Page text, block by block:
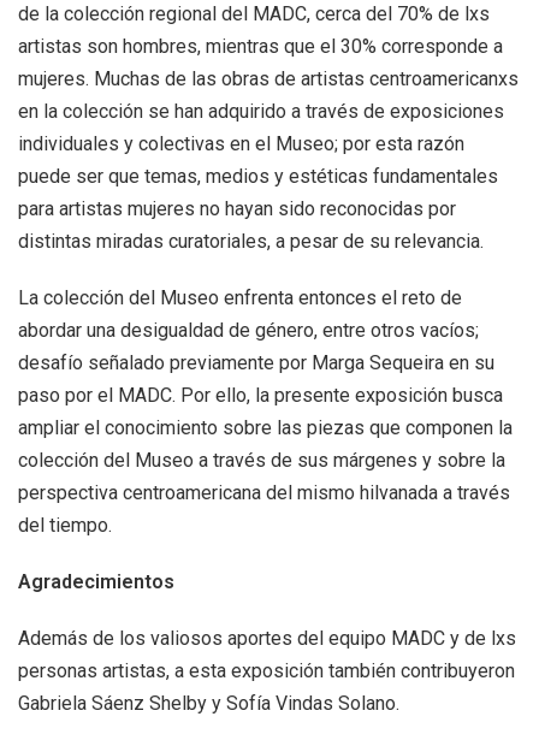
de la colección regional del MADC, cerca del 70% de lxs
artistas son hombres, mientras que el 30% corresponde a
mujeres. Muchas de las obras de artistas centroamericanxs
en la colección se han adquirido a través de exposiciones
individuales y colectivas en el Museo; por esta razón
puede ser que temas, medios y estéticas fundamentales
para artistas mujeres no hayan sido reconocidas por
distintas miradas curatoriales, a pesar de su relevancia.
La colección del Museo enfrenta entonces el reto de
abordar una desigualdad de género, entre otros vacíos;
desafío señalado previamente por Marga Sequeira en su
paso por el MADC. Por ello, la presente exposición busca
ampliar el conocimiento sobre las piezas que componen la
colección del Museo a través de sus márgenes y sobre la
perspectiva centroamericana del mismo hilvanada a través
del tiempo.
Agradecimientos
Además de los valiosos aportes del equipo MADC y de lxs
personas artistas, a esta exposición también contribuyeron
Gabriela Sáenz Shelby y Sofía Vindas Solano.